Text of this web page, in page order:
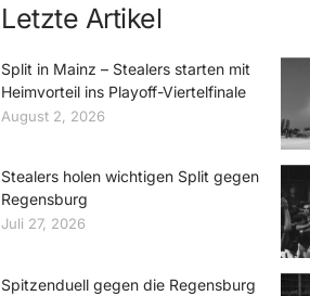
Letzte Artikel
Split in Mainz – Stealers starten mit
Heimvorteil ins Playoff-Viertelfinale
August 2, 2026
Stealers holen wichtigen Split gegen
Regensburg
Juli 27, 2026
Spitzenduell gegen die Regensburg